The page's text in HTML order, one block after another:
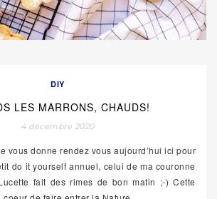
DIY
LES MARRONS, CHAUDS!
4 décembre 2020
vous donne rendez vous aujourd’hui ici pour
do it yourself annuel, celui de ma couronne
fait des rimes de bon matin ;-) Cette